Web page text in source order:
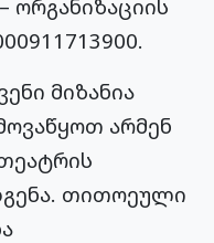
ორგანიზაციის
მიზანია
არმენ
თითოეული